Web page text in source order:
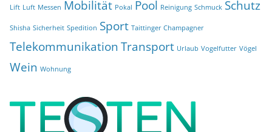
Lift Luft Messen Mobilität Pokal Pool Reinigung Schmuck Schutz
Shisha Sicherheit Spedition Sport Taittinger Champagner
TelekommunikationTransport Urlaub Vogelfutter Vögel
Wein Wohnung